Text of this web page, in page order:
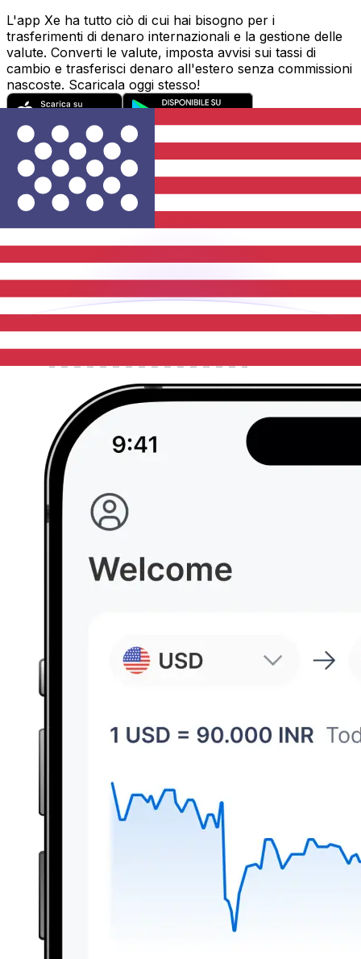
L'app Xe ha tutto ciò di cui hai bisogno per i
trasferimenti di denaro internazionali e la gestione delle
valute. Converti le valute, imposta avvisi sui tassi di
cambio e trasferisci denaro all'estero senza commissioni
nascoste. Scaricala oggi stesso!